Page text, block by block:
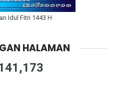
Idul Fitri 1443 H
HALAMAN